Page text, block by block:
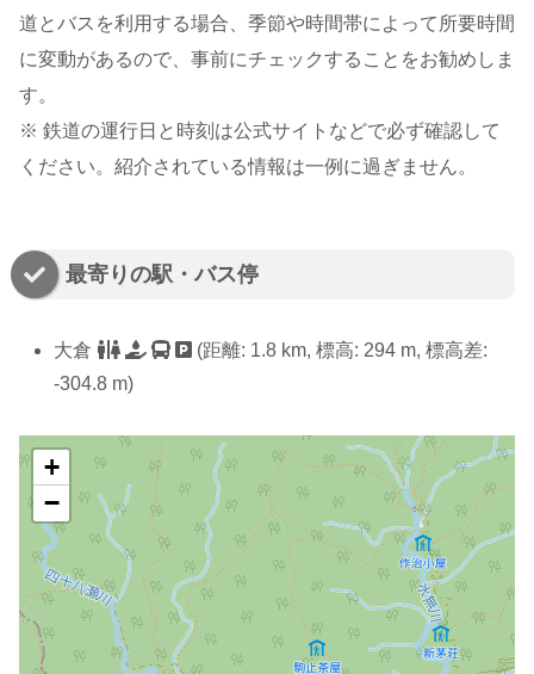
道とバスを利用する場合、季節や時間帯によって所要時間
に変動があるので、事前にチェックすることをお勧めしま
す。
※ 鉄道の運行日と時刻は公式サイトなどで必ず確認して
ください。紹介されている情報は一例に過ぎません。
最寄りの駅・バス停
大倉
(距離: 1.8 km, 標高: 294 m, 標高差:
-304.8 m)
+
−